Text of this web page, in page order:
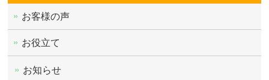
お客様の声
お役立て
お知らせ